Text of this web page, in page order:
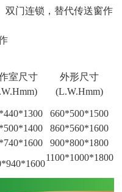
双门连锁，替代传送窗作
室尺寸
外形尺寸
(L.W.Hmm)
660*500*1500
860*560*1600
900*800*1800
1100*1000*1800